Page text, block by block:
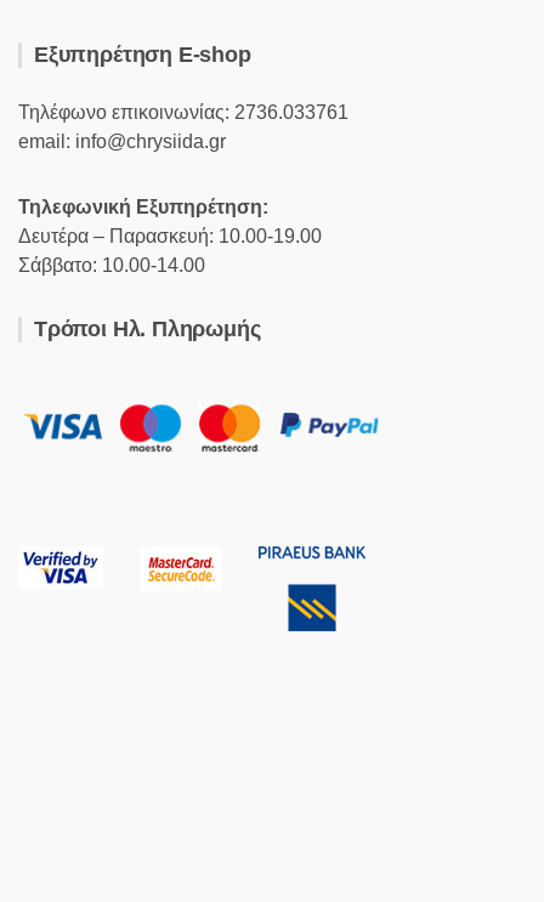
Εξυπηρέτηση E-shop
Τηλέφωνο επικοινωνίας: 2736.033761
email: info@chrysiida.gr
Τηλεφωνική Εξυπηρέτηση:
Δευτέρα – Παρασκευή: 10.00-19.00
Σάββατο: 10.00-14.00
Τρόποι Ηλ. Πληρωμής